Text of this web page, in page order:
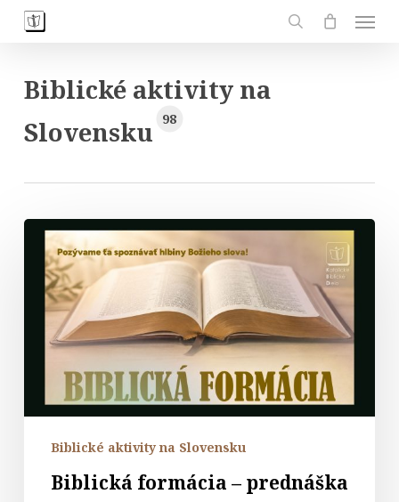
Skip
content
Biblické aktivity na
Slovensku
98
Biblická
formácia
prednáška
Biblické aktivity na Slovensku
Biblická formácia – prednáška